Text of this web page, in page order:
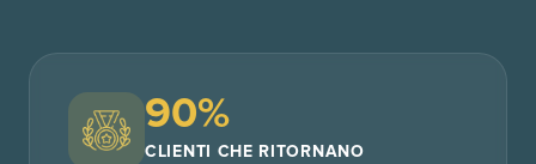
90%
CLIENTI CHE RITORNANO